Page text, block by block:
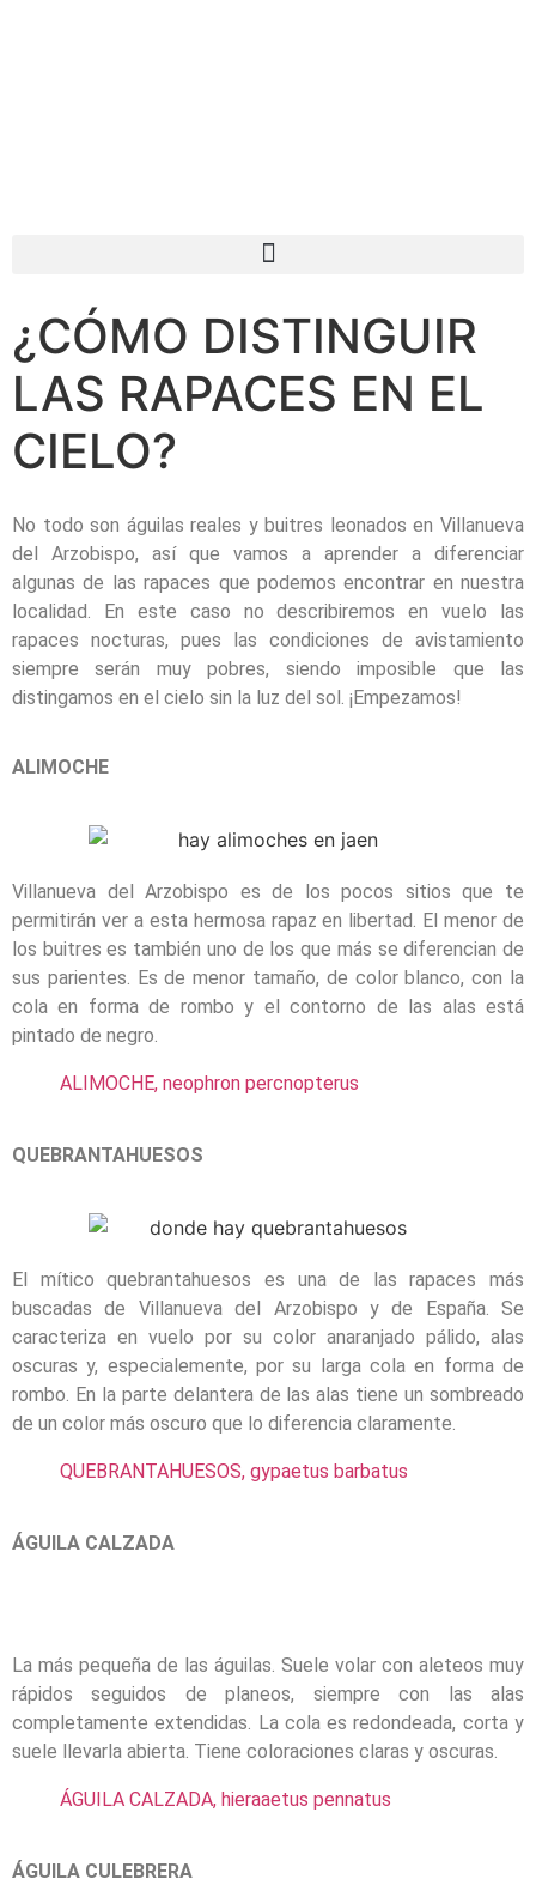
¿CÓMO DISTINGUIR
LAS RAPACES EN EL
CIELO?
No todo son águilas reales y buitres leonados en Villanueva
del Arzobispo, así que vamos a aprender a diferenciar
algunas de las rapaces que podemos encontrar en nuestra
localidad. En este caso no describiremos en vuelo las
rapaces nocturas, pues las condiciones de avistamiento
siempre serán muy pobres, siendo imposible que las
distingamos en el cielo sin la luz del sol. ¡Empezamos!
ALIMOCHE
Villanueva del Arzobispo es de los pocos sitios que te
permitirán ver a esta hermosa rapaz en libertad. El menor de
los buitres es también uno de los que más se diferencian de
sus parientes. Es de menor tamaño, de color blanco, con la
cola en forma de rombo y el contorno de las alas está
pintado de negro.
ALIMOCHE, neophron percnopterus
QUEBRANTAHUESOS
El mítico quebrantahuesos es una de las rapaces más
buscadas de Villanueva del Arzobispo y de España. Se
caracteriza en vuelo por su color anaranjado pálido, alas
oscuras y, especialemente, por su larga cola en forma de
rombo. En la parte delantera de las alas tiene un sombreado
de un color más oscuro que lo diferencia claramente.
QUEBRANTAHUESOS, gypaetus barbatus
ÁGUILA CALZADA
La más pequeña de las águilas. Suele volar con aleteos muy
rápidos seguidos de planeos, siempre con las alas
completamente extendidas. La cola es redondeada, corta y
suele llevarla abierta. Tiene coloraciones claras y oscuras.
ÁGUILA CALZADA, hieraaetus pennatus
ÁGUILA CULEBRERA